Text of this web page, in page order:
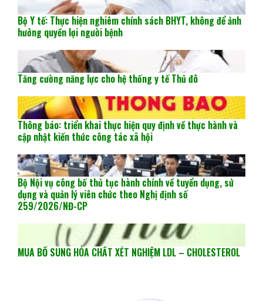
Bộ Y tế: Thực hiện nghiêm chính sách BHYT, không để ảnh
hưởng quyền lợi người bệnh
Tăng cường năng lực cho hệ thống y tế Thủ đô
Thông báo: triển khai thực hiện quy định về thực hành và
cập nhật kiến thức công tác xã hội
Bộ Nội vụ công bố thủ tục hành chính về tuyển dụng, sử
dụng và quản lý viên chức theo Nghị định số
259/2026/NĐ-CP
MUA BỔ SUNG HÓA CHẤT XÉT NGHIỆM LDL – CHOLESTEROL